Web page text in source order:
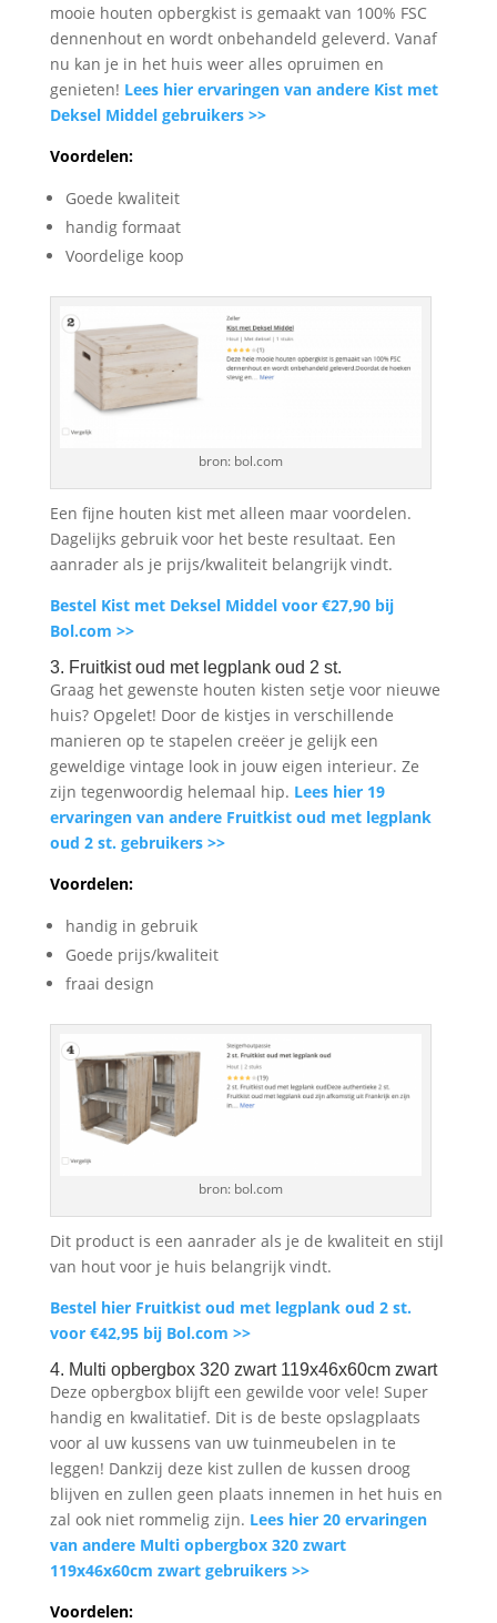
mooie houten opbergkist is gemaakt van 100% FSC
dennenhout en wordt onbehandeld geleverd. Vanaf
nu kan je in het huis weer alles opruimen en
genieten! Lees hier ervaringen van andere Kist met
Deksel Middel gebruikers >>
Voordelen:
Goede kwaliteit
handig formaat
Voordelige koop
bron: bol.com
Een fijne houten kist met alleen maar voordelen.
Dagelijks gebruik voor het beste resultaat. Een
aanrader als je prijs/kwaliteit belangrijk vindt.
Bestel Kist met Deksel Middel voor €27,90 bij
Bol.com >>
3. Fruitkist oud met legplank oud 2 st.
Graag het gewenste houten kisten setje voor nieuwe
huis? Opgelet! Door de kistjes in verschillende
manieren op te stapelen creëer je gelijk een
geweldige vintage look in jouw eigen interieur. Ze
zijn tegenwoordig helemaal hip. Lees hier 19
ervaringen van andere Fruitkist oud met legplank
oud 2 st. gebruikers >>
Voordelen:
handig in gebruik
Goede prijs/kwaliteit
fraai design
bron: bol.com
Dit product is een aanrader als je de kwaliteit en stijl
van hout voor je huis belangrijk vindt.
Bestel hier Fruitkist oud met legplank oud 2 st.
voor €42,95 bij Bol.com >>
4. Multi opbergbox 320 zwart 119x46x60cm zwart
Deze opbergbox blijft een gewilde voor vele! Super
handig en kwalitatief. Dit is de beste opslagplaats
voor al uw kussens van uw tuinmeubelen in te
leggen! Dankzij deze kist zullen de kussen droog
blijven en zullen geen plaats innemen in het huis en
zal ook niet rommelig zijn. Lees hier 20 ervaringen
van andere Multi opbergbox 320 zwart
119x46x60cm zwart gebruikers >>
Voordelen: